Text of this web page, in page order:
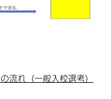
流れ（一般入校選考）